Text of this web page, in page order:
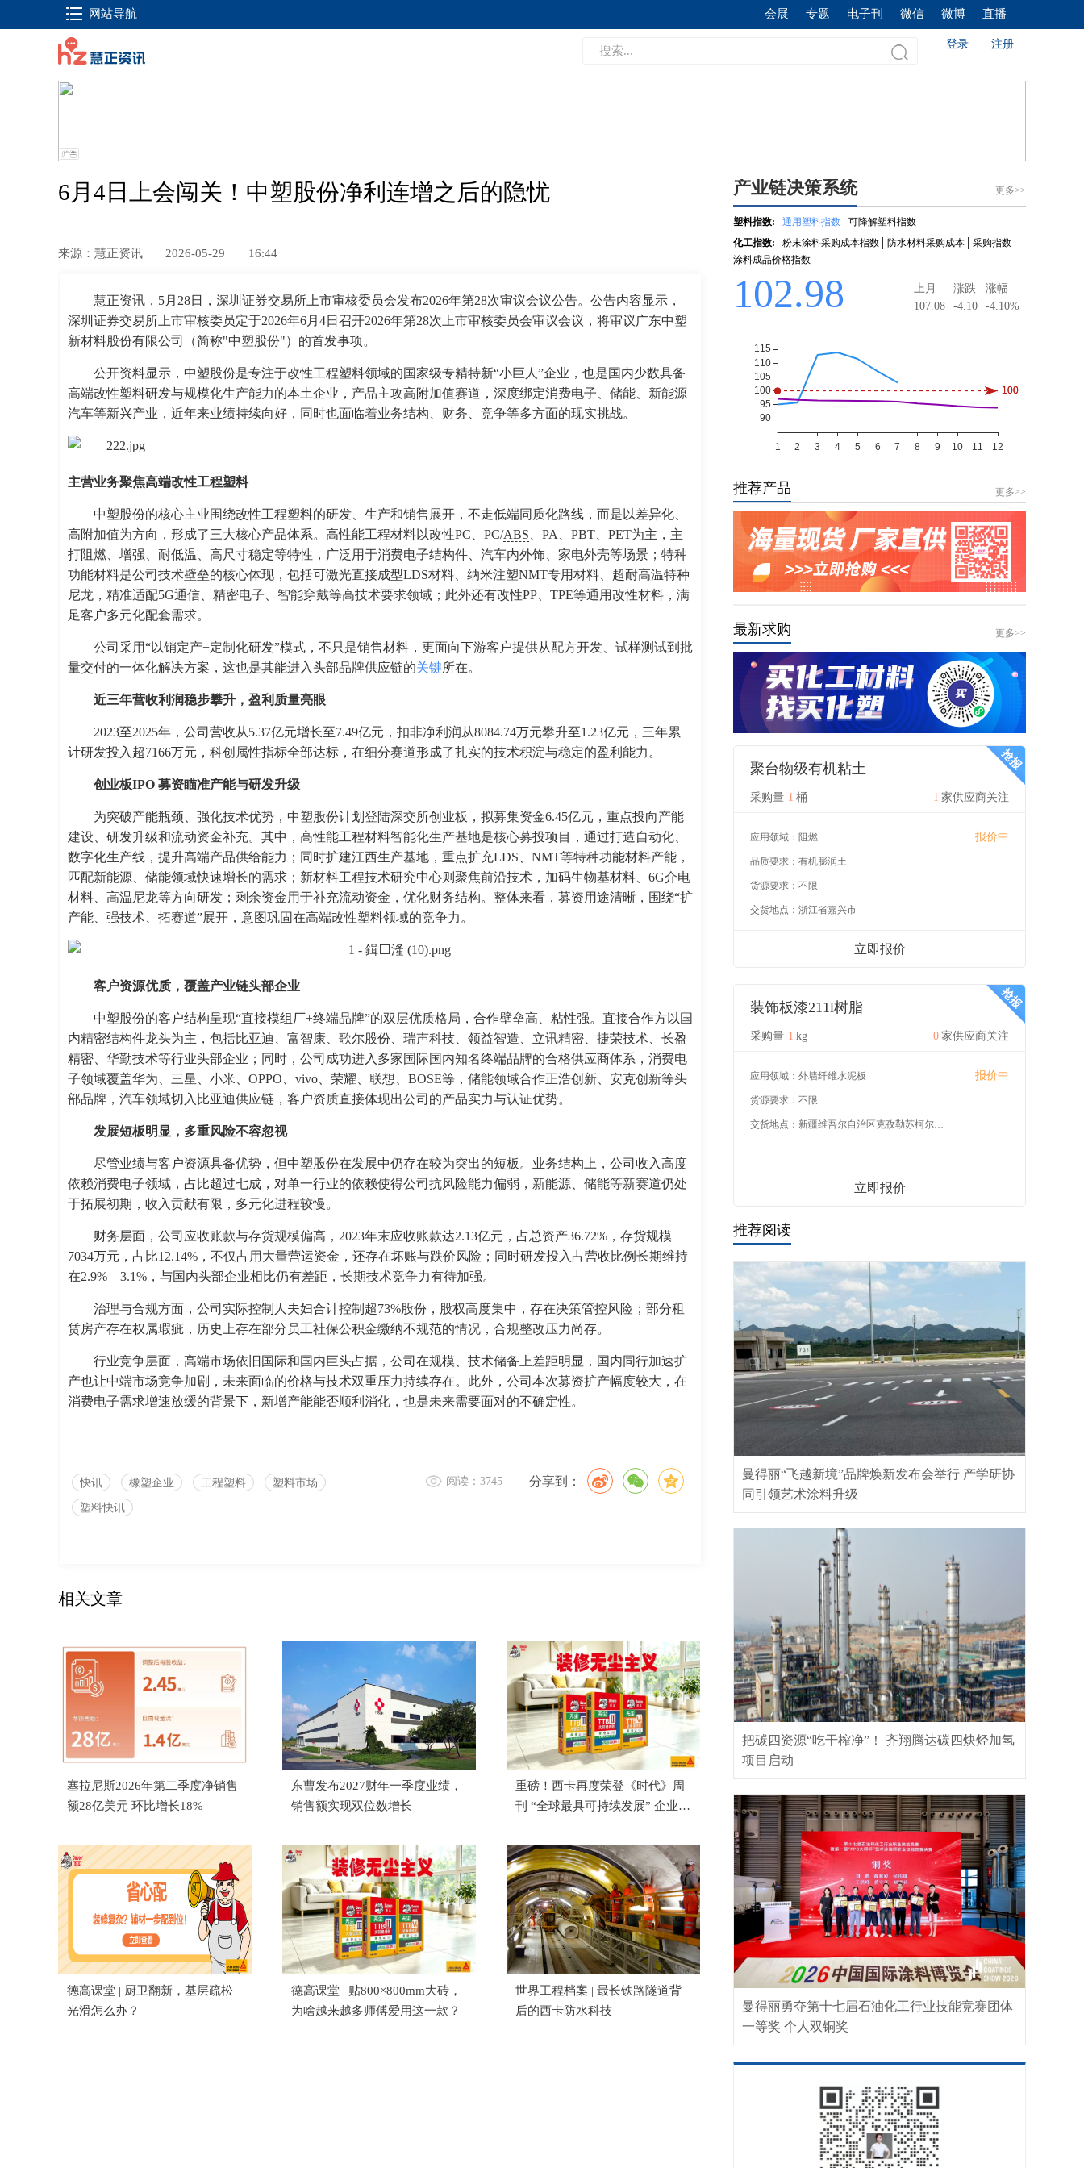
网站导航 会展 专题 电子刊 微信 微博 直播
登录 注册
6月4日上会闯关！中塑股份净利连增之后的隐忧
来源：慧正资讯 2026-05-29 16:44
慧正资讯， 5月28日，深圳证券交易所上市审核委员会发布2026年第28次审议会议公告。公告内容显示，
深圳证券交易所上市审核委员定于2026年6月4日召开2026年第28次上市审核委员会审议会议，将审议广东中塑
新材料股份有限公司（简称"中塑股份"）的首发事项。
公开资料显示，中塑股份是专注于改性工程塑料领域的国家级专精特新“小巨人”企业，也是国内少数具备
高端改性塑料研发与规模化生产能力的本土企业，产品主攻高附加值赛道，深度绑定消费电子、储能、新能源
汽车等新兴产业，近年来业绩持续向好，同时也面临着业务结构、财务、竞争等多方面的现实挑战。
主营业务聚焦高端改性工程塑料
中塑股份的核心主业围绕改性工程塑料的研发、生产和销售展开，不走低端同质化路线，而是以差异化、
高附加值为方向，形成了三大核心产品体系。高性能工程材料以改性PC、PC/ABS 、PA、PBT、PET为主，主
打阻燃、增强、耐低温、高尺寸稳定等特性，广泛用于消费电子结构件、汽车内外饰、家电外壳等场景；特种
功能材料是公司技术壁垒的核心体现，包括可激光直接成型LDS材料、纳米注塑NMT专用材料、超耐高温特种
尼龙，精准适配5G通信、精密电子、智能穿戴等高技术要求领域；此外还有改性PP 、TPE等通用改性材料，满
足客户多元化配套需求。
公司采用“以销定产+定制化研发”模式，不只是销售材料，更面向下游客户提供从配方开发、试样测试到批
量交付的一体化解决方案，这也是其能进入头部品牌供应链的关键所在。
近三年营收利润稳步攀升，盈利质量亮眼
2023至2025年，公司营收从5.37亿元增长至7.49亿元，扣非净利润从8084.74万元攀升至1.23亿元，三年累
计研发投入超7166万元，科创属性指标全部达标，在细分赛道形成了扎实的技术积淀与稳定的盈利能力。
创业板IPO 募资瞄准产能与研发升级
为突破产能瓶颈、强化技术优势，中塑股份计划登陆深交所创业板，拟募集资金6.45亿元，重点投向产能
建设、研发升级和流动资金补充。其中，高性能工程材料智能化生产基地是核心募投项目，通过打造自动化、
数字化生产线，提升高端产品供给能力；同时扩建江西生产基地，重点扩充LDS、NMT等特种功能材料产能，
匹配新能源、储能领域快速增长的需求；新材料工程技术研究中心则聚焦前沿技术，加码生物基材料、6G介电
材料、高温尼龙等方向研发；剩余资金用于补充流动资金，优化财务结构。整体来看，募资用途清晰，围绕“扩
产能、强技术、拓赛道”展开，意图巩固在高端改性塑料领域的竞争力。
客户资源优质，覆盖产业链头部企业
中塑股份的客户结构呈现“直接模组厂+终端品牌”的双层优质格局，合作壁垒高、粘性强。直接合作方以国
内精密结构件龙头为主，包括比亚迪、富智康、歌尔股份、瑞声科技、领益智造、立讯精密、捷荣技术、长盈
精密、华勤技术等行业头部企业；同时，公司成功进入多家国际国内知名终端品牌的合格供应商体系，消费电
子领域覆盖华为、三星、小米、OPPO、vivo、荣耀、联想、BOSE等，储能领域合作正浩创新、安克创新等头
部品牌，汽车领域切入比亚迪供应链，客户资质直接体现出公司的产品实力与认证优势。
发展短板明显，多重风险不容忽视
尽管业绩与客户资源具备优势，但中塑股份在发展中仍存在较为突出的短板。业务结构上，公司收入高度
依赖消费电子领域，占比超过七成，对单一行业的依赖使得公司抗风险能力偏弱，新能源、储能等新赛道仍处
于拓展初期，收入贡献有限，多元化进程较慢。
财务层面，公司应收账款与存货规模偏高，2023年末应收账款达2.13亿元，占总资产36.72%，存货规模
7034万元，占比12.14%，不仅占用大量营运资金，还存在坏账与跌价风险；同时研发投入占营收比例长期维持
在2.9%—3.1%，与国内头部企业相比仍有差距，长期技术竞争力有待加强。
治理与合规方面，公司实际控制人夫妇合计控制超73%股份，股权高度集中，存在决策管控风险；部分租
赁房产存在权属瑕疵，历史上存在部分员工社保公积金缴纳不规范的情况，合规整改压力尚存。
行业竞争层面，高端市场依旧国际和国内巨头占据，公司在规模、技术储备上差距明显，国内同行加速扩
产也让中端市场竞争加剧，未来面临的价格与技术双重压力持续存在。此外，公司本次募资扩产幅度较大，在
消费电子需求增速放缓的背景下，新增产能能否顺利消化，也是未来需要面对的不确定性。
快讯 橡塑企业 工程塑料 塑料市场
塑料快讯
阅读：3745 分享到：
相关文章
塞拉尼斯2026年第二季度净销售
额28亿美元 环比增长18%
东曹发布2027财年一季度业绩，
销售额实现双位数增长
重磅！西卡再度荣登《时代》周
刊 “全球最具可持续发展” 企业榜
德高课堂 | 厨卫翻新，基层疏松
光滑怎么办？
德高课堂 | 贴800×800mm大砖，
为啥越来越多师傅爱用这一款？
世界工程档案 | 最长铁路隧道背
后的西卡防水科技
推荐产品 更多>>
最新求购 更多>>
聚台物级有机粘土
采购量 1 桶 1 家供应商关注
应用领域： 阻燃 报价中
品质要求： 有机膨润土
货源要求： 不限
交货地点： 浙江省嘉兴市
立即报价
装饰板漆211l树脂
采购量 1 kg 0 家供应商关注
应用领域： 外墙纤维水泥板 报价中
货源要求： 不限
交货地点： 新疆维吾尔自治区克孜勒苏柯尔克孜自治州
立即报价
推荐阅读
曼得丽“飞越新境”品牌焕新发布会举行 产学研协
同引领艺术涂料升级
把碳四资源“吃干榨净”！ 齐翔腾达碳四炔烃加氢
项目启动
曼得丽勇夺第十七届石油化工行业技能竞赛团体
一等奖 个人双铜奖